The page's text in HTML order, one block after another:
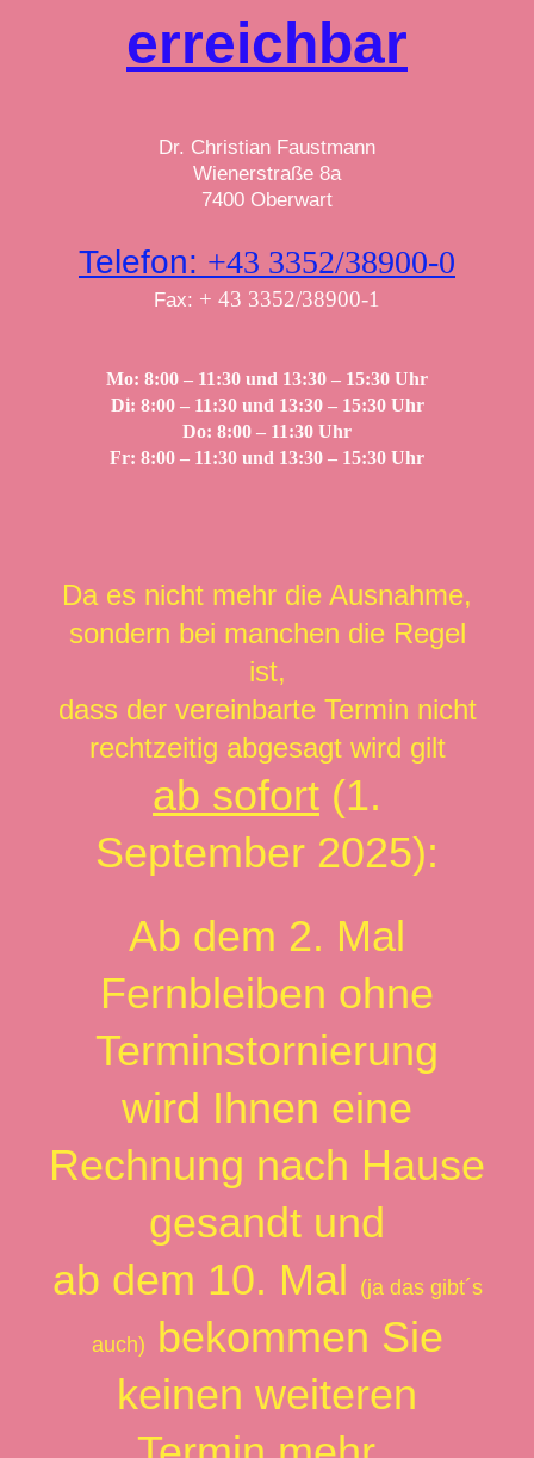
erreichbar
Dr. Christian Faustmann
Wienerstraße 8a
7400 Oberwart
Telefon: +43 3352/38900-0
Fax: + 43 3352/38900-1
Mo: 8:00 – 11:30 und 13:30 – 15:30 Uhr
Di: 8:00 – 11:30 und 13:30 – 15:30 Uhr
Do: 8:00 – 11:30 Uhr
Fr: 8:00 – 11:30 und 13:30 – 15:30 Uhr
Da es nicht mehr die Ausnahme,
sondern bei manchen die Regel
ist,
dass der vereinbarte Termin nicht
rechtzeitig abgesagt wird gilt
ab sofort (1.
September 2025):
Ab dem 2. Mal
Fernbleiben ohne
Terminstornierung
wird Ihnen eine
Rechnung nach Hause
gesandt und
ab dem 10. Mal
(ja das gibt´s
auch)
bekommen Sie
keinen weiteren